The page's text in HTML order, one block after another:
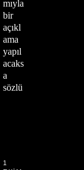
mıyla
bir
açıkl
ama
yapıl
acaks
a
sözlü
1